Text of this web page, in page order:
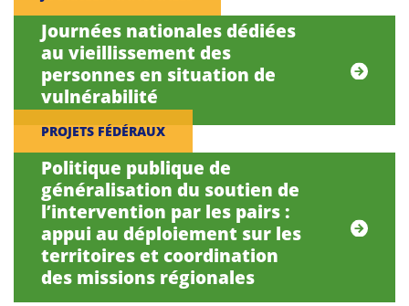
Journées nationales dédiées
au vieillissement des
personnes en situation de
vulnérabilité
PROJETS FÉDÉRAUX
Politique publique de
généralisation du soutien de
l’intervention par les pairs :
appui au déploiement sur les
territoires et coordination
des missions régionales